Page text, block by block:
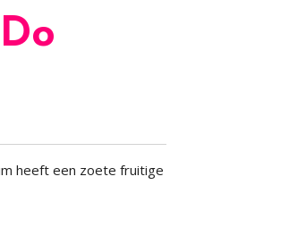
heeft een zoete fruitige